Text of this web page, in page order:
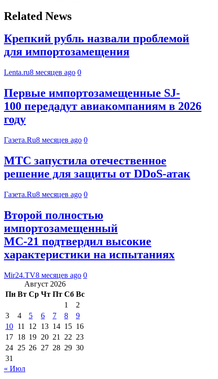
Related News
Крепкий рубль назвали проблемой
для импортозамещения
Lenta.ru8 месяцев ago 0
Первые импортозамещенные SJ-
100 передадут авиакомпаниям в 2026
году
Газета.Ru8 месяцев ago 0
МТС запустила отечественное
решение для защиты от DDoS-атак
Газета.Ru8 месяцев ago 0
Второй полностью
импортозамещенный
МС-21 подтвердил высокие
характеристики на испытаниях
Mir24.TV8 месяцев ago 0
Август 2026
Пн Вт Ср Чт Пт Сб Вс
1
2
3
4 5 6 7 8
9
10 11 12 13 14 15 16
17 18 19 20 21 22 23
24 25 26 27 28 29 30
31
« Июл